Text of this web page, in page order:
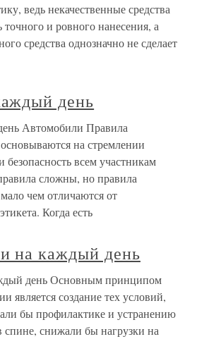
ведь некачественные средства
точного и ровного нанесения, а
средства однозначно не сделает
день
Автомобили Правила
на стремлении
безопасность всем участникам
сложны, но правила
чем отличаются от
Когда есть
на каждый день
день Основным принципом
является создание тех условий,
бы профилактике и устранению
снижали бы нагрузки на